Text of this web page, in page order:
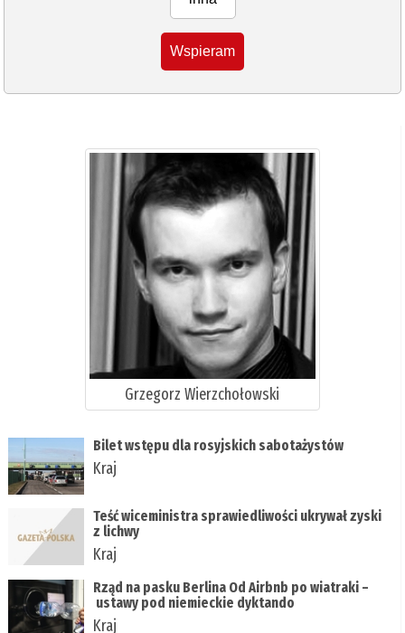
Wspieram
Grzegorz Wierzchołowski
Bilet wstępu dla rosyjskich sabotażystów
Kraj
Teść wiceministra sprawiedliwości ukrywał zyski
z lichwy
Kraj
Rząd na pasku Berlina Od Airbnb po wiatraki –
ustawy pod niemieckie dyktando
Kraj